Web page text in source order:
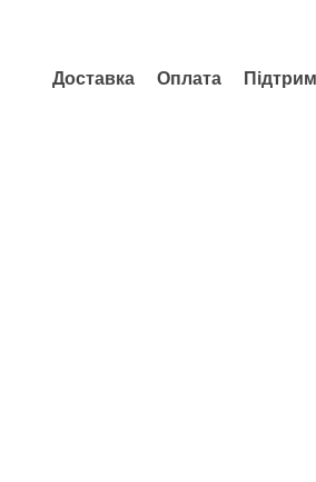
Доставка Оплата